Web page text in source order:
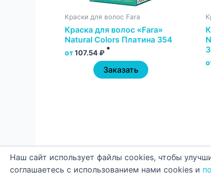
Краски для волос Fara
Краска для волос «Fara»
Natural Colors Платина 354
от107.54₽ *
Заказать
Наш сайт использует файлы cookies, чтобы
соглашаетесь с использованием нами cookies и